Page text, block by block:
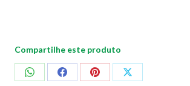
Compartilhe este produto
CompartilharCompartilharCompartilharCompartilhar